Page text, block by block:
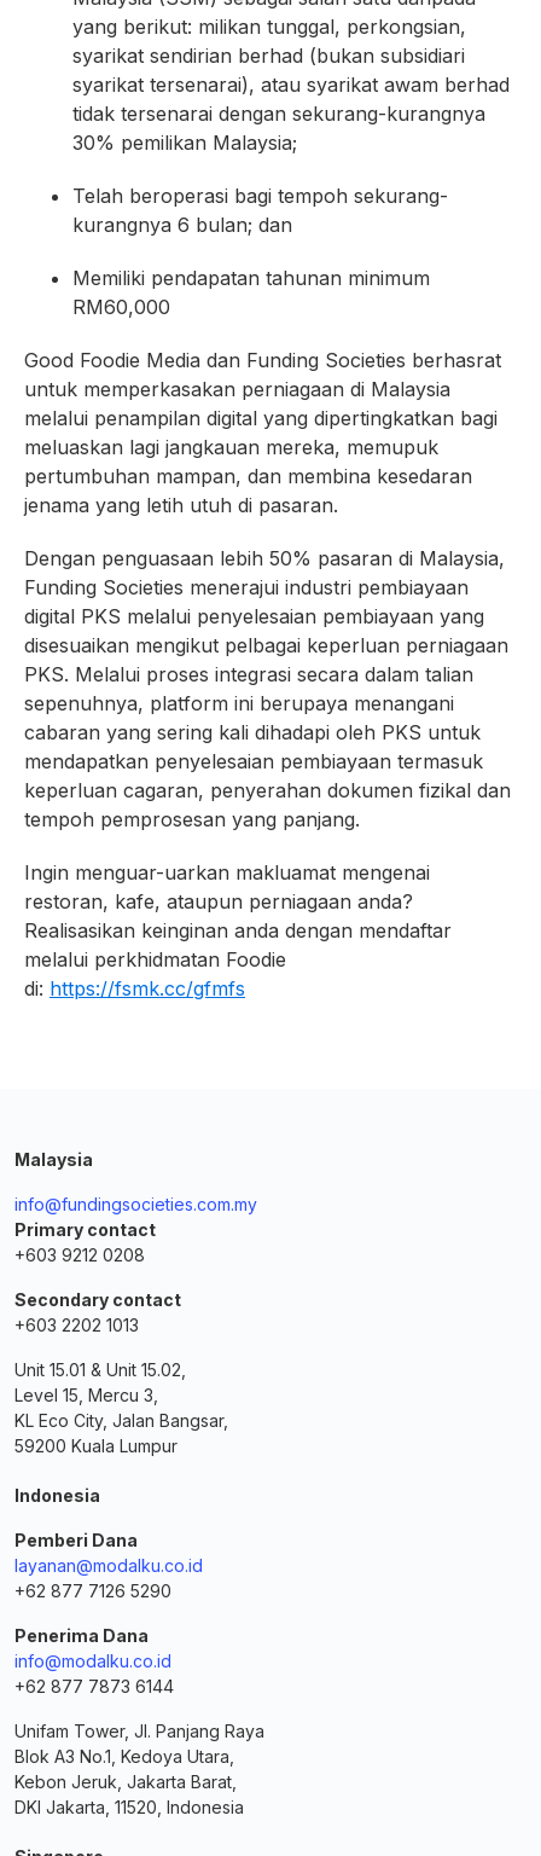
yang berikut: milikan tunggal, perkongsian,
syarikat sendirian berhad (bukan subsidiari
syarikat tersenarai), atau syarikat awam berhad
tidak tersenarai dengan sekurang-kurangnya
30% pemilikan Malaysia;
Telah beroperasi bagi tempoh sekurang-
kurangnya 6 bulan; dan
Memiliki pendapatan tahunan minimum
RM60,000
Good Foodie Media dan Funding Societies berhasrat
untuk memperkasakan perniagaan di Malaysia
melalui penampilan digital yang dipertingkatkan bagi
meluaskan lagi jangkauan mereka, memupuk
pertumbuhan mampan, dan membina kesedaran
jenama yang letih utuh di pasaran.
Dengan penguasaan lebih 50% pasaran di Malaysia,
Funding Societies menerajui industri pembiayaan
digital PKS melalui penyelesaian pembiayaan yang
disesuaikan mengikut pelbagai keperluan perniagaan
PKS. Melalui proses integrasi secara dalam talian
sepenuhnya, platform ini berupaya menangani
cabaran yang sering kali dihadapi oleh PKS untuk
mendapatkan penyelesaian pembiayaan termasuk
keperluan cagaran, penyerahan dokumen fizikal dan
tempoh pemprosesan yang panjang.
Ingin menguar-uarkan makluamat mengenai
restoran, kafe, ataupun perniagaan anda?
Realisasikan keinginan anda dengan mendaftar
melalui perkhidmatan Foodie
di: https://fsmk.cc/gfmfs
Malaysia
info@fundingsocieties.com.my
Primary contact
+603 9212 0208
Secondary contact
+603 2202 1013
Unit 15.01 & Unit 15.02,
Level 15, Mercu 3,
KL Eco City, Jalan Bangsar,
59200 Kuala Lumpur
Indonesia
Pemberi Dana
layanan@modalku.co.id
+62 877 7126 5290
Penerima Dana
info@modalku.co.id
+62 877 7873 6144
Unifam Tower, Jl. Panjang Raya
Blok A3 No.1, Kedoya Utara,
Kebon Jeruk, Jakarta Barat,
DKI Jakarta, 11520, Indonesia